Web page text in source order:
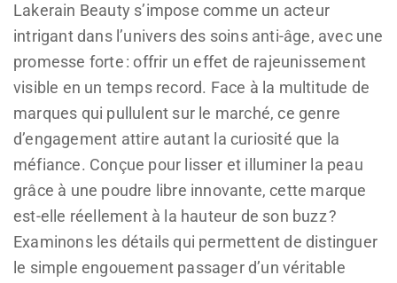
Lakerain Beauty s’impose comme un acteur
intrigant dans l’univers des soins anti-âge, avec une
promesse forte : offrir un effet de rajeunissement
visible en un temps record. Face à la multitude de
marques qui pullulent sur le marché, ce genre
d’engagement attire autant la curiosité que la
méfiance. Conçue pour lisser et illuminer la peau
grâce à une poudre libre innovante, cette marque
est-elle réellement à la hauteur de son buzz ?
Examinons les détails qui permettent de distinguer
le simple engouement passager d’un véritable